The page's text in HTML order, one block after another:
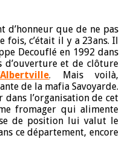
d’honneur que de ne pas
fois, c’était il y a 23ans. Il
Decouflé en 1992 dans
d’ouverture et de clôture
. Mais voilà,
de la mafia Savoyarde.
l’organisation de cet
fromager qui alimente
de position lui valut le
ce département, encore